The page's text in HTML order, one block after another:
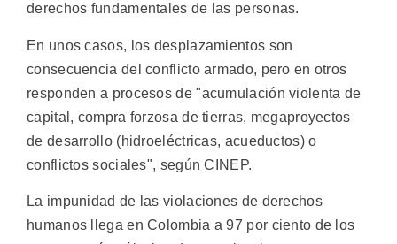
derechos fundamentales de las personas.
En unos casos, los desplazamientos son
consecuencia del conflicto armado, pero en otros
responden a procesos de "acumulación violenta de
capital, compra forzosa de tierras, megaproyectos
de desarrollo (hidroeléctricas, acueductos) o
conflictos sociales", según CINEP.
La impunidad de las violaciones de derechos
humanos llega en Colombia a 97 por ciento de los